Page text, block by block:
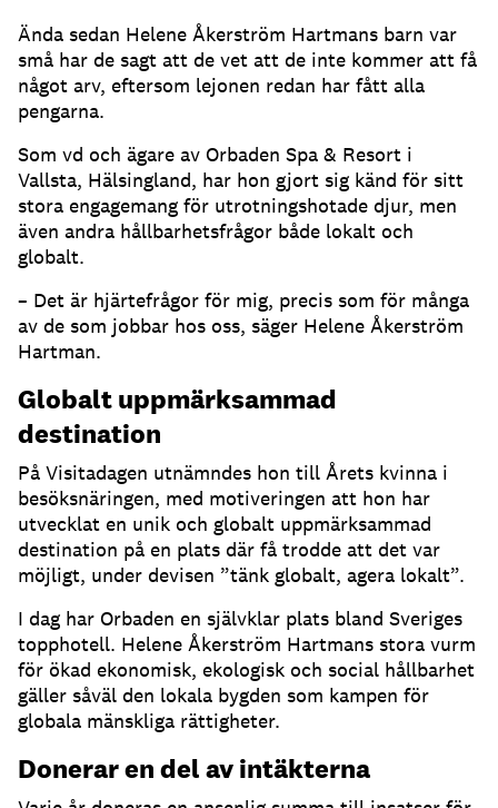
Ända sedan Helene Åkerström Hartmans barn var
små har de sagt att de vet att de inte kommer att få
något arv, eftersom lejonen redan har fått alla
pengarna.
Som vd och ägare av Orbaden Spa & Resort i
Vallsta, Hälsingland, har hon gjort sig känd för sitt
stora engagemang för utrotningshotade djur, men
även andra hållbarhetsfrågor både lokalt och
globalt.
­– Det är hjärtefrågor för mig, precis som för många
av de som jobbar hos oss, säger Helene Åkerström
Hartman.
Globalt uppmärksammad
destination
På Visitadagen utnämndes hon till Årets kvinna i
besöksnäringen, med motiveringen att hon har
utvecklat en unik och globalt uppmärksammad
destination på en plats där få trodde att det var
möjligt, under devisen ”tänk globalt, agera lokalt”.
I dag har Orbaden en självklar plats bland Sveriges
topphotell. Helene Åkerström Hartmans stora vurm
för ökad ekonomisk, ekologisk och social hållbarhet
gäller såväl den lokala bygden som kampen för
globala mänskliga rättigheter.
Donerar en del av intäkterna